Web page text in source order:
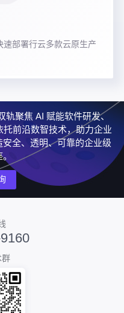
部署行云多款云原生产
聚焦 AI 赋能软件研发、
前沿数智技术，助力企业
全、透明、可靠的企业级
群